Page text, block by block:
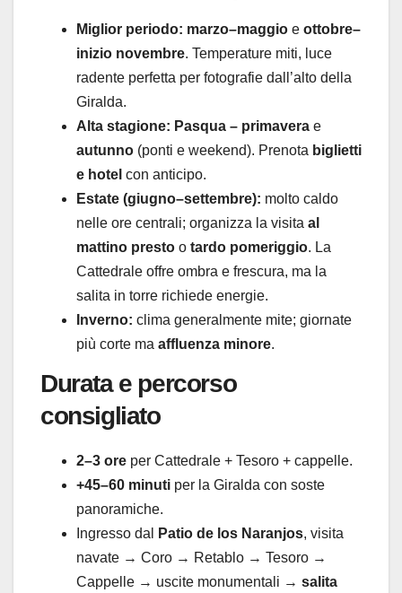
Miglior periodo: marzo–maggio e ottobre–
inizio novembre. Temperature miti, luce
radente perfetta per fotografie dall’alto della
Giralda.
Alta stagione: Pasqua – primavera e
autunno (ponti e weekend). Prenota biglietti
e hotel con anticipo.
Estate (giugno–settembre): molto caldo
nelle ore centrali; organizza la visita al
mattino presto o tardo pomeriggio. La
Cattedrale offre ombra e frescura, ma la
salita in torre richiede energie.
Inverno: clima generalmente mite; giornate
più corte ma affluenza minore.
Durata e percorso
consigliato
2–3 ore per Cattedrale + Tesoro + cappelle.
+45–60 minuti per la Giralda con soste
panoramiche.
Ingresso dal
Patio de los Naranjos, visita
navate → Coro → Retablo → Tesoro →
Cappelle → uscite monumentali → salita